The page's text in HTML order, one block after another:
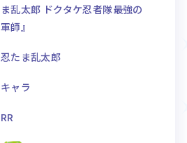
ま乱太郎 ドクタケ忍者隊最強の
軍師』
忍たま乱太郎
キャラ
RR